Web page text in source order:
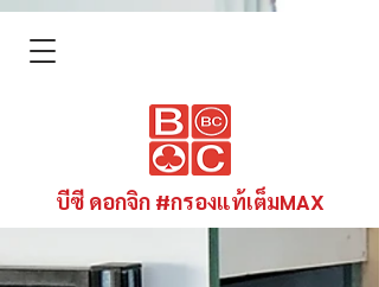
บีซี ดอกจิก #กรองแท้เต็มMAX